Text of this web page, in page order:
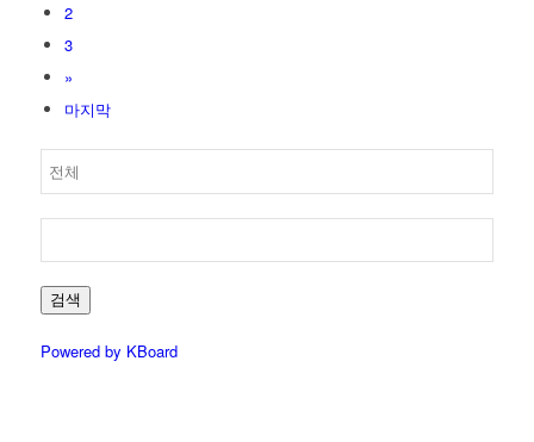
2
3
»
마지막
검색
Powered by KBoard